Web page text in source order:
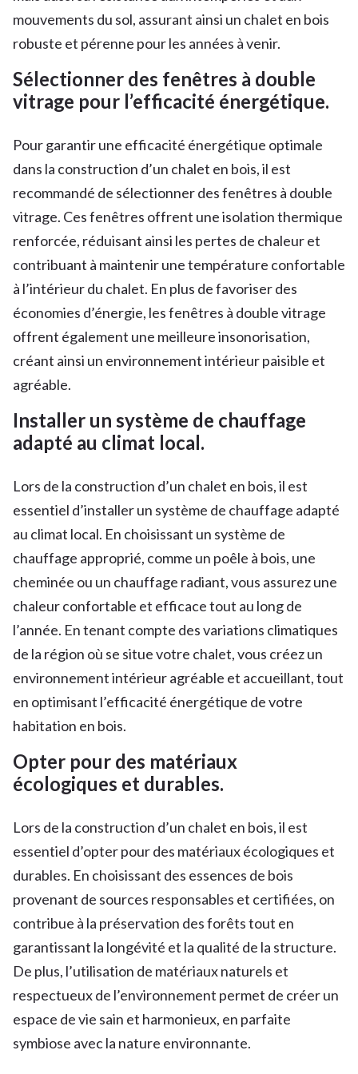
mouvements du sol, assurant ainsi un chalet en bois
robuste et pérenne pour les années à venir.
Sélectionner des fenêtres à double
vitrage pour l’efficacité énergétique.
Pour garantir une efficacité énergétique optimale
dans la construction d’un chalet en bois, il est
recommandé de sélectionner des fenêtres à double
vitrage. Ces fenêtres offrent une isolation thermique
renforcée, réduisant ainsi les pertes de chaleur et
contribuant à maintenir une température confortable
à l’intérieur du chalet. En plus de favoriser des
économies d’énergie, les fenêtres à double vitrage
offrent également une meilleure insonorisation,
créant ainsi un environnement intérieur paisible et
agréable.
Installer un système de chauffage
adapté au climat local.
Lors de la construction d’un chalet en bois, il est
essentiel d’installer un système de chauffage adapté
au climat local. En choisissant un système de
chauffage approprié, comme un poêle à bois, une
cheminée ou un chauffage radiant, vous assurez une
chaleur confortable et efficace tout au long de
l’année. En tenant compte des variations climatiques
de la région où se situe votre chalet, vous créez un
environnement intérieur agréable et accueillant, tout
en optimisant l’efficacité énergétique de votre
habitation en bois.
Opter pour des matériaux
écologiques et durables.
Lors de la construction d’un chalet en bois, il est
essentiel d’opter pour des matériaux écologiques et
durables. En choisissant des essences de bois
provenant de sources responsables et certifiées, on
contribue à la préservation des forêts tout en
garantissant la longévité et la qualité de la structure.
De plus, l’utilisation de matériaux naturels et
respectueux de l’environnement permet de créer un
espace de vie sain et harmonieux, en parfaite
symbiose avec la nature environnante.